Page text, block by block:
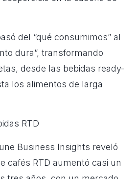
del “qué consumimos” al
dura”, transformando
desde las bebidas ready-
los alimentos de larga
RTD
Business Insights reveló
cafés RTD aumentó casi un